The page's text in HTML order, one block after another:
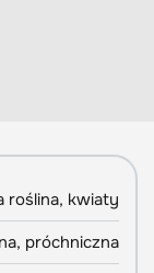
roślina, kwiaty
próchniczna